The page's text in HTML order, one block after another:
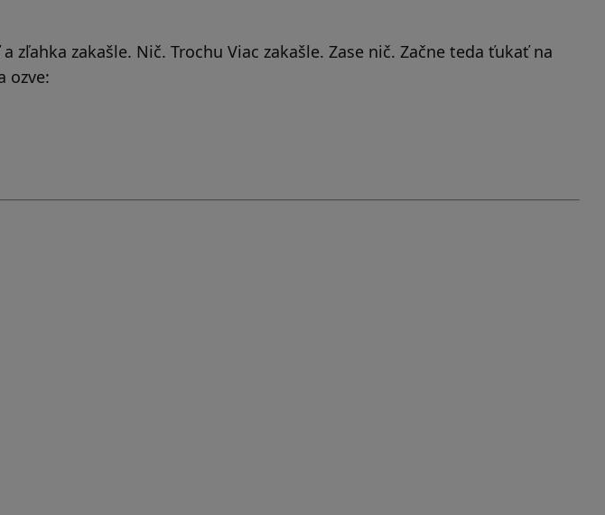
zakašle. Nič. Trochu Viac zakašle. Zase nič. Začne teda ťukať na
ozve: